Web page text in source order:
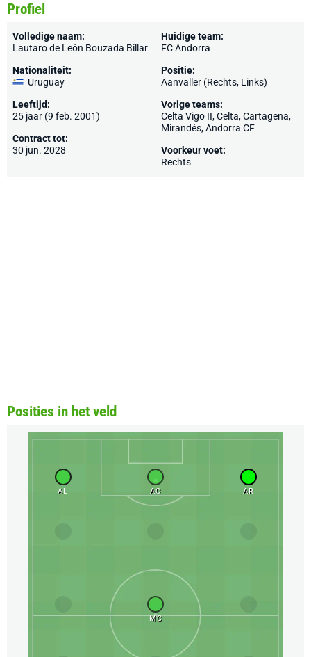
Profiel
Volledige naam:
Lautaro de León Bouzada Billar
Nationaliteit:
Uruguay
Leeftijd:
25 jaar (9 feb. 2001)
Contract tot:
30 jun. 2028
Huidige team:
FC Andorra
Positie:
Aanvaller (Rechts, Links)
Vorige teams:
Celta Vigo II,Celta,Cartagena,
Mirandés, Andorra CF
Voorkeur voet:
Rechts
Posities in het veld
AL AC AR
MC